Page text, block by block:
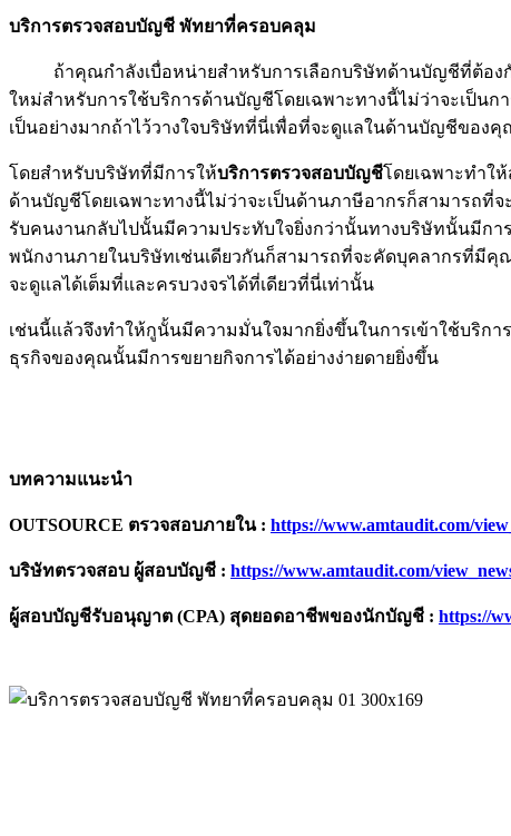
บริการตรวจสอบบัญชี พัทยาที่ครอบคลุม
ถ้าคุณกำลังเบื่อหน่ายสำหรับการเลือกบริษัทด้านบัญชีที่ต้อง
ใหม่สำหรับการใช้บริการด้านบัญชีโดยเฉพาะทางนี้ไม่ว่าจะเป็น
เป็นอย่างมากถ้าไว้วางใจบริษัทที่นี่เพื่อที่จะดูแลในด้านบัญชีของ
โดยสำหรับบริษัทที่มีการให้บริการตรวจสอบบัญชีโดยเฉพาะทำใ
ด้านบัญชีโดยเฉพาะทางนี้ไม่ว่าจะเป็นด้านภาษีอากรก็สามารถที่
รับคนงานกลับไปนั้นมีความประทับใจยิ่งกว่านั้นทางบริษัทนั้นมีกา
พนักงานภายในบริษัทเช่นเดียวกันก็สามารถที่จะคัดบุคลากรที่มีคุ
จะดูแลได้เต็มที่และครบวงจรได้ที่เดียวที่นี่เท่านั้น
เช่นนี้แล้วจึงทำให้กูนั้นมีความมั่นใจมากยิ่งขึ้นในการเข้าใช้บริก
ธุรกิจของคุณนั้นมีการขยายกิจการได้อย่างง่ายดายยิ่งขึ้น
บทความแนะนำ
OUTSOURCE ตรวจสอบภายใน: https://www.amtaudit.com/
บริษัทตรวจสอบ ผู้สอบบัญชี : https://www.amtaudit.com/
ผู้สอบบัญชีรับอนุญาต (CPA) สุดยอดอาชีพของนักบัญชี : https://